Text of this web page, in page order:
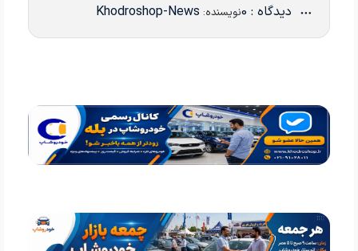
دیدگاه : 0 نویسنده: Khodroshop-News